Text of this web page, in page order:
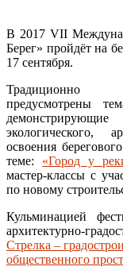
В 2017 VII
Берег» пройдёт на
17 сентября.
предусмотрены
экологического,
освоения
теме: «Город у
мастер-классы с
по новому
Кульминацией
архитектурно-
Стрелка –
общественного